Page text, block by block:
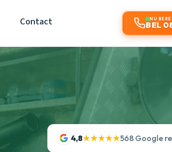
Contact NU
BEL
4,8★★★★★568 Google